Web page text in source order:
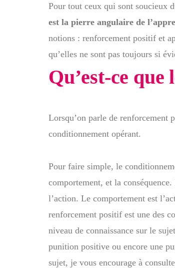
Pour tout ceux qui sont soucieux
est la pierre angulaire de
notions : renforcement positif et
qu’elles ne sont pas toujours si
Qu’est-ce
Lorsqu’on parle de renforcement
conditionnement opérant.
Pour faire simple, le
comportement, et la
l’action. Le comportement est
renforcement positif est une des
niveau de connaissance sur le
punition positive ou encore une
sujet, je vous encourage à